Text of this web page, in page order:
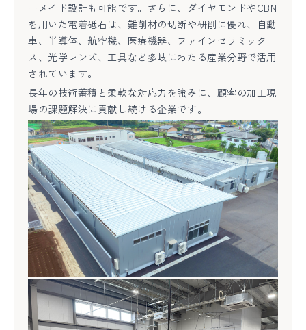
ーメイド設計も可能です。さらに、ダイヤモンドやCBN
を用いた電着砥石は、難削材の切断や研削に優れ、自動
車、半導体、航空機、医療機器、ファインセラミック
ス、光学レンズ、工具など多岐にわたる産業分野で活用
されています。
長年の技術蓄積と柔軟な対応力を強みに、顧客の加工現
場の課題解決に貢献し続ける企業です。